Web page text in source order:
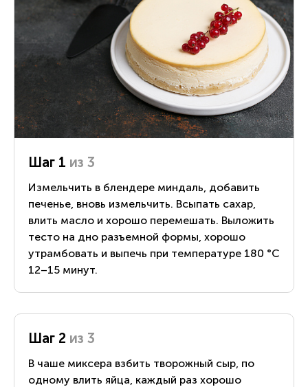
Шаг 1 из 3
Измельчить в блендере миндаль, добавить
печенье, вновь измельчить. Всыпать сахар,
влить масло и хорошо перемешать. Выложить
тесто на дно разъемной формы, хорошо
утрамбовать и выпечь при температуре 180 °С
12–15 минут.
Шаг 2 из 3
В чаше миксера взбить творожный сыр, по
одному влить яйца, каждый раз хорошо